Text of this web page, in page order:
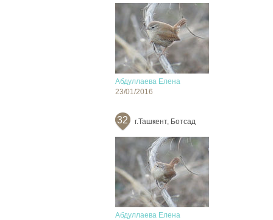
Абдуллаева Елена
23/01/2016
32 г.Ташкент, Ботсад
Абдуллаева Елена